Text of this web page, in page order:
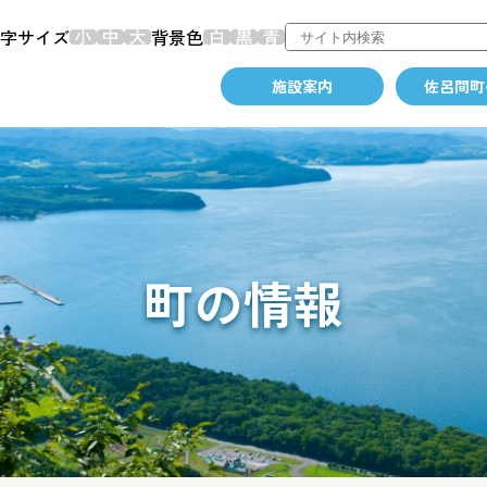
サイズ 背景色
施設案内 佐呂間
町の情報